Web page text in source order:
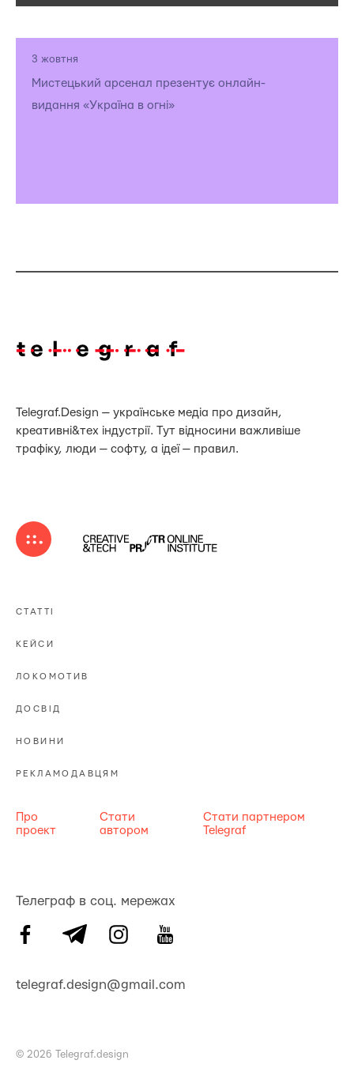
3 жовтня
Мистецький арсенал презентує онлайн-
видання «Україна в огні»
Telegraf.Design — українське медіа про дизайн,
креативні&тех індустрії. Тут відносини важливіше
трафіку, люди — софту, а ідеї — правил.
СТАТТІ
КЕЙСИ
ЛОКОМОТИВ
ДОСВІД
НОВИНИ
РЕКЛАМОДАВЦЯМ
Про
проект
Стати
автором
Стати партнером
Telegraf
Телеграф в соц. мережах
telegraf.design@gmail.com
© 2026 Telegraf.design